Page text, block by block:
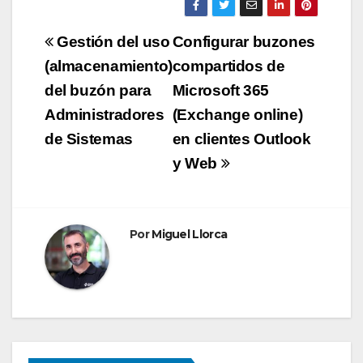
Configurar buzones
compartidos de
Microsoft 365
(Exchange online)
en clientes Outlook
y Web
Gestión del uso
(almacenamiento)
del buzón para
Administradores
de Sistemas
PorMiguel Llorca